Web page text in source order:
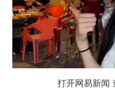
打开网易新闻